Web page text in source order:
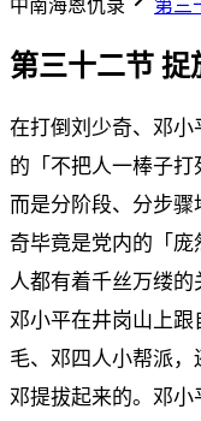
第三十二节 捉
在打倒刘少奇、邓
的「不把人一棒子打
而是分阶段、分步
奇毕竟是党内的「
人都有着千丝万缕的
邓小平在井岗山上
毛、邓四人小帮派
邓提拔起来的。邓小